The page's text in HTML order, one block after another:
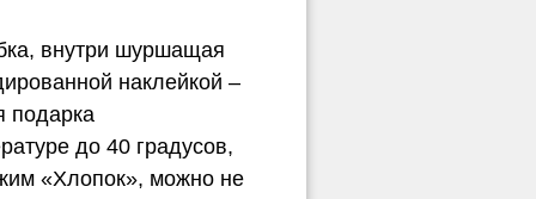
внутри шуршащая
наклейкой –
подарка
до 40 градусов,
«Хлопок», можно не